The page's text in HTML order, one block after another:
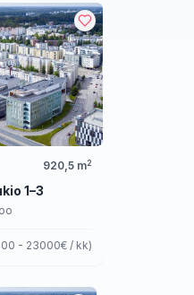
920,5m2
1–3
- 23000€ / kk)